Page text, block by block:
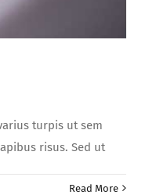
turpis ut sem
risus. Sed ut
Read More